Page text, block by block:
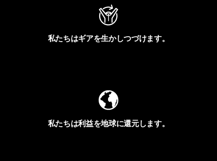
私たちはギアを生かしつづけます。
私たちは利益を地球に還元します。